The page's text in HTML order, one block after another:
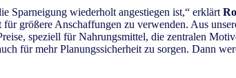
Sparneigung wiederholt angestiegen ist,“ erklärt
größere Anschaffungen zu verwenden. Aus
speziell für Nahrungsmittel, die zentralen
für mehr Planungssicherheit zu sorgen. Dann